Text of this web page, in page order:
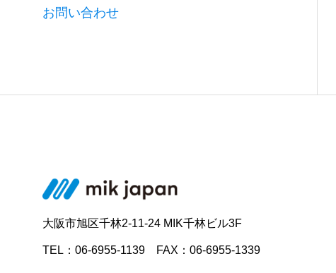
お問い合わせ
大阪市旭区千林2-11-24 MIK千林ビル3F
TEL：06-6955-1139 FAX：06-6955-1339